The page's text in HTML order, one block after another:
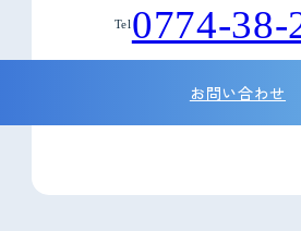
Tel 0774-38-
お問い合わせ